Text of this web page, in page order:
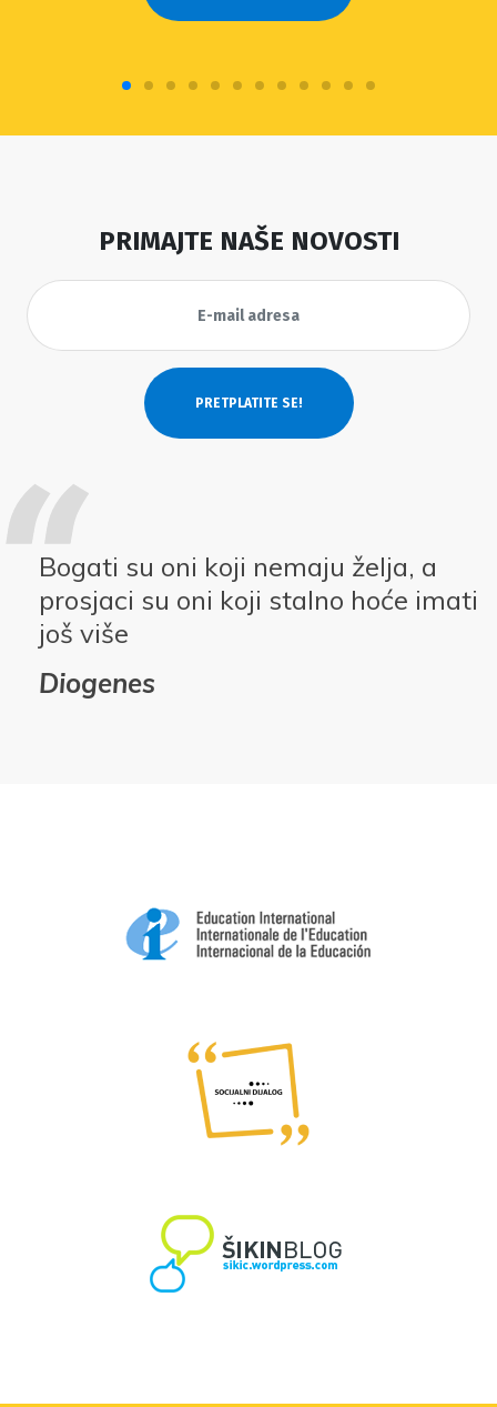
PRIMAJTE NAŠE NOVOSTI
Bogati su oni koji nemaju želja, a
prosjaci su oni koji stalno hoće imati
još više
Diogenes